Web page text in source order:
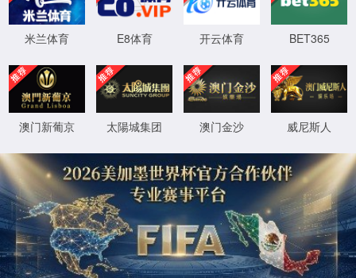
我们的网站
查看其他热门内容。
可能原因：
1、网络信号差
2、找不到请求的页面
3、输入的网址不正确
XML 地图